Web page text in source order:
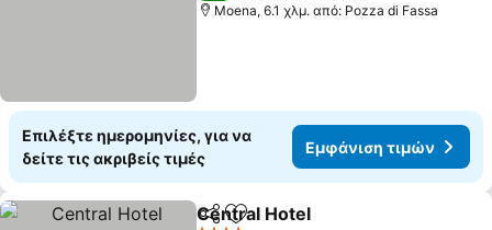
Moena, 6.1 χλμ. από: Pozza di Fassa
Επιλέξτε ημερομηνίες, για να
δείτε τις ακριβείς τιμές
Εμφάνιση τιμών
Κοινοποίηση
Προσθήκη στα αγαπημένα
Central Hotel